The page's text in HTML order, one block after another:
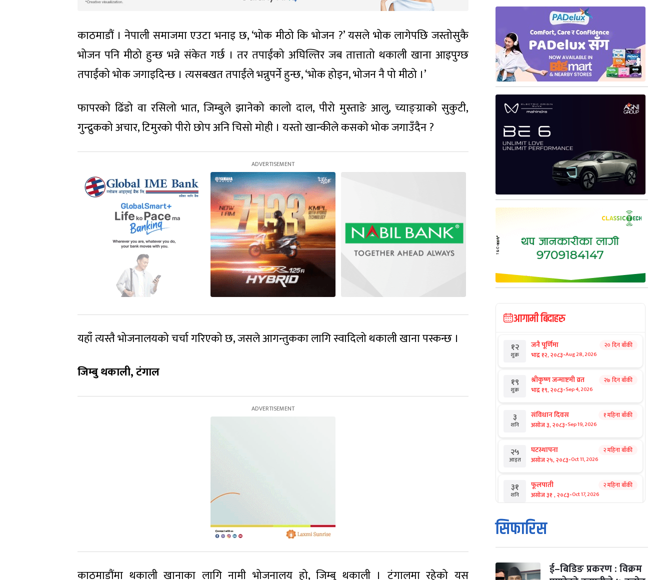
काठमाडौं । नेपाली समाजमा एउटा भनाइ छ, ‘भोक मीठो कि भोजन ?’ यसले भोक लागेपछि जस्तोसुकै
भोजन पनि मीठो हुन्छ भन्ने संकेत गर्छ । तर तपाईंको अघिल्तिर जब तात्तातो थकाली खाना आइपुग्छ
तपाईंको भोक जगाइदिन्छ । त्यसबखत तपाईंले भन्नुपर्ने हुन्छ, ‘भोक होइन, भोजन नै पो मीठो ।’
फापरको ढिंडो वा रसिलो भात, जिम्बुले झानेको कालो दाल, पीरो मुस्ताङे आलु, च्याङ्ग्राको सुकुटी,
गुन्द्रुकको अचार, टिमुरको पीरो छोप अनि चिसो मोही । यस्तो खान्कीले कसको भोक जगाउँदैन ?
यहाँ त्यस्तै भोजनालयको चर्चा गरिएको छ, जसले आगन्तुकका लागि स्वादिलो थकाली खाना पस्कन्छ ।
जिम्बु थकाली,टंगाल
काठमाडौंमा थकाली खानाका लागि नामी भोजनालय हो, जिम्बु थकाली । टंगालमा रहेको यस
आगामी बिदाहरु
१२
शुक्र
जनै पूर्णिमा
भाद्र १२, २०८३-Aug 28, 2026
२० दिन बाँकी
१९
शुक्र
श्रीकृष्ण जन्माष्टमी व्रत
भाद्र १९, २०८३-Sep 4, 2026
२७ दिन बाँकी
३
शनि
संविधान दिवस
असोज ३, २०८३-Sep 19, 2026
१ महिना बाँकी
२५
आइत
घटस्थापना
असोज २५, २०८३-Oct 11, 2026
२ महिना बाँकी
३१
शनि
फूलपाती
असोज ३१ , २०८३-Oct 17, 2026
२ महिना बाँकी
१
आइत
कार्तिक सङ्क्रान्ति
कार्तिक १, २०८३
मंगल कार्तिक ३, २०८३-Oct 20, 2026
सिफारिस
ई–बिडिङ प्रकरण : विक्रम